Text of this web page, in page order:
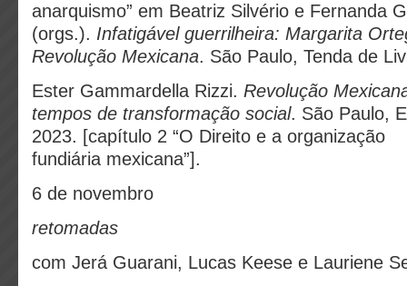
anarquismo” em Beatriz Silvério e Fernanda
(orgs.). Infatigável guerrilheira: Margarita
Revolução Mexicana. São Paulo, Tenda de
Ester Gammardella Rizzi. Revolução
tempos de transformação social. São Paulo,
2023. [capítulo 2 “O Direito e a organização
fundiária mexicana”].
6 de novembro
retomadas
com Jerá Guarani, Lucas Keese e Lauriene